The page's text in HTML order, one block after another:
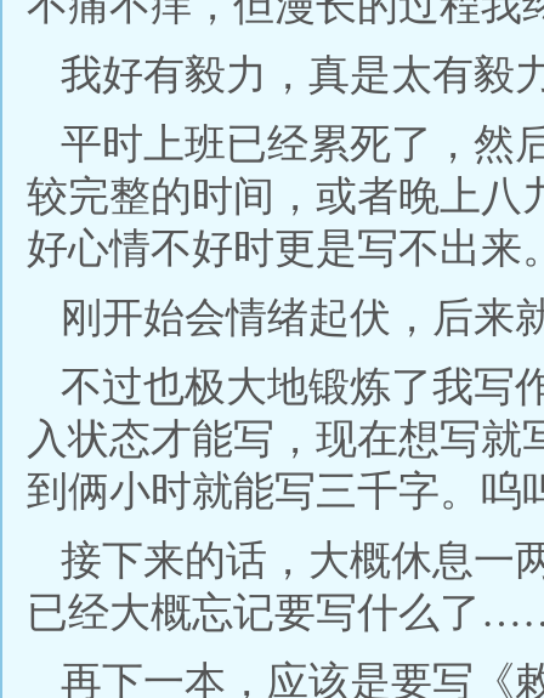
我好有毅力，真是太有毅
平时上班已经累死了，然
较完整的时间，或者晚上八
好心情不好时更是写不出来
刚开始会情绪起伏，后来
不过也极大地锻炼了我
入状态才能写，现在想写
到俩小时就能写三千字。呜
接下来的话，大概休息一
已经大概忘记要写什么了
再下一本，应该是要写《